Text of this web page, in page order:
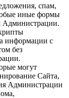
спам,
иные формы
Администрации.
информации с
без
могут
Сайта,
Администрации